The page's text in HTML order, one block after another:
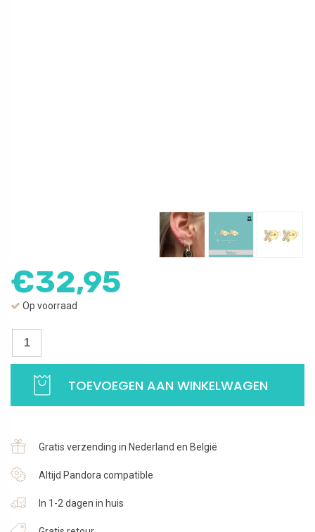
€32,95
Op voorraad
Oorbellen
Studs
in
goudkleurig
zilver
925
Sterling
TOEVOEGEN AAN WINKELWAGEN
Gratis verzending in Nederland en België
Altijd Pandora compatible
In 1-2 dagen in huis